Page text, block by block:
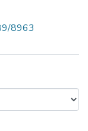
8963